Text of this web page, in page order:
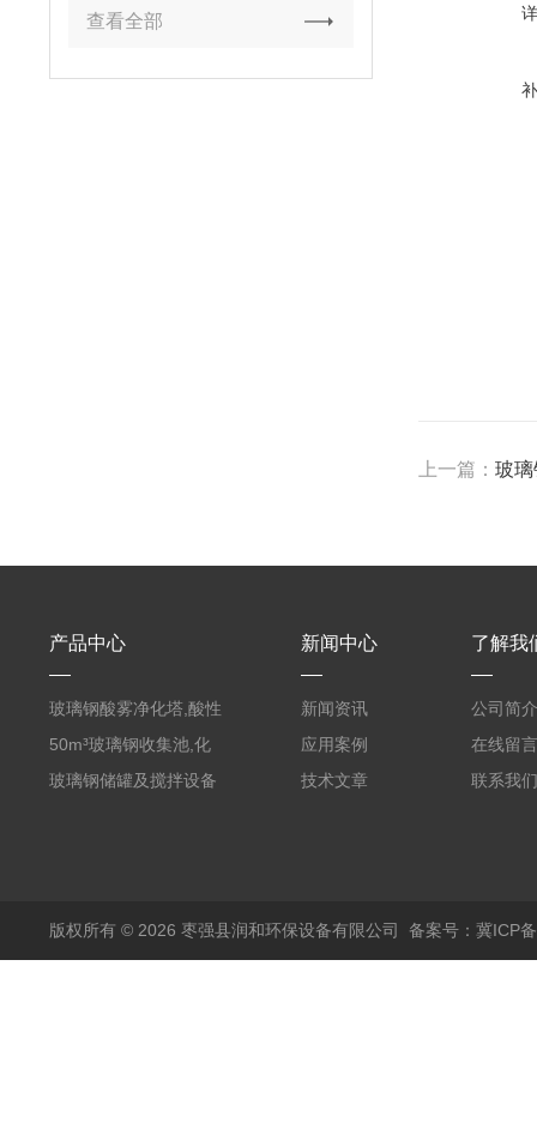
查看全部
上一篇：玻
产品中心
玻璃钢酸雾净化塔,酸性
废气洗涤塔处理工艺
50m³玻璃钢收集池,化
粪罐
玻璃钢储罐及搅拌设备
新闻中心
新闻资讯
应用案例
技术文章
了解我
公司简介
在线留言
联系我们
版权所有 © 2026 枣强县润和环保设备有限公司 备案号：冀ICP